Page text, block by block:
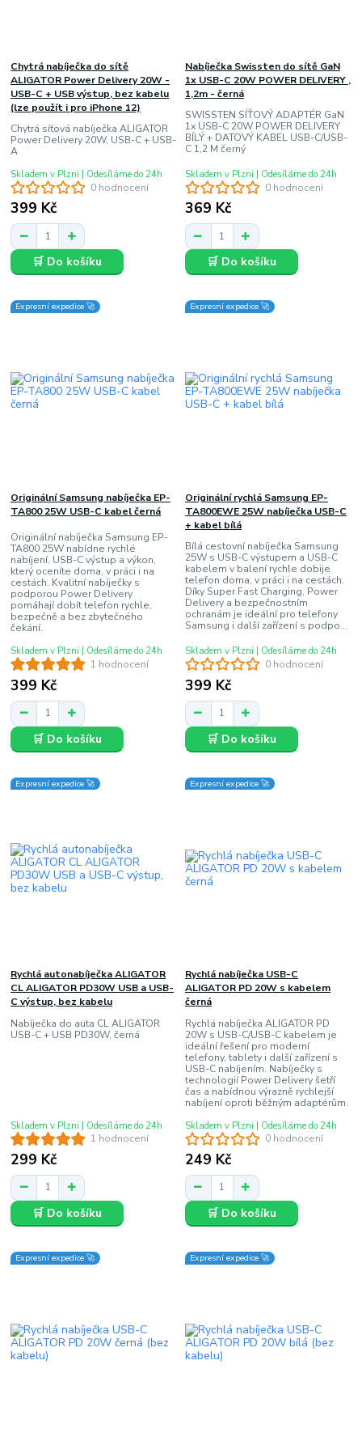
0 hodnocení
Chytrá nabíječka do sítě
ALIGATOR Power Delivery 20W -
USB-C + USB výstup, bez kabelu
(lze použít i pro iPhone 12)
Chytrá síťová nabíječka ALIGATOR
Power Delivery 20W, USB-C + USB-
A
399 Kč
Skladem v Plzni | Odesíláme do 24h
🛒 Do košíku
0 hodnocení
Nabíječka Swissten do sítě GaN
1x USB-C 20W POWER DELIVERY ,
1,2m - černá
SWISSTEN SÍŤOVÝ ADAPTÉR GaN
1x USB-C 20W POWER DELIVERY
BÍLÝ + DATOVÝ KABEL USB-C/USB-
C 1,2 M černý
369 Kč
Skladem v Plzni | Odesíláme do 24h
🛒 Do košíku
Expresní expedice 🚀
1 hodnocení
Originální Samsung nabíječka EP-
TA800 25W USB-C kabel černá
Originální nabíječka Samsung EP-
TA800 25W nabídne rychlé
nabíjení, USB-C výstup a výkon,
který oceníte doma, v práci i na
cestách. Kvalitní nabíječky s
podporou Power Delivery
pomáhají dobít telefon rychle,
bezpečně a bez zbytečného
čekání.
399 Kč
Skladem v Plzni | Odesíláme do 24h
🛒 Do košíku
Expresní expedice 🚀
0 hodnocení
Originální rychlá Samsung EP-
TA800EWE 25W nabíječka USB-C
+ kabel bílá
Bílá cestovní nabíječka Samsung
25W s USB-C výstupem a USB-C
kabelem v balení rychle dobije
telefon doma, v práci i na cestách.
Díky Super Fast Charging, Power
Delivery a bezpečnostním
ochranám je ideální pro telefony
Samsung i další zařízení s podpo...
399 Kč
Skladem v Plzni | Odesíláme do 24h
🛒 Do košíku
Expresní expedice 🚀
1 hodnocení
Rychlá autonabíječka ALIGATOR
CL ALIGATOR PD30W USB a USB-
C výstup, bez kabelu
Nabíječka do auta CL ALIGATOR
USB-C + USB PD30W, černá
299 Kč
Skladem v Plzni | Odesíláme do 24h
🛒 Do košíku
Expresní expedice 🚀
0 hodnocení
Rychlá nabíječka USB-C
ALIGATOR PD 20W s kabelem
černá
Rychlá nabíječka ALIGATOR PD
20W s USB-C/USB-C kabelem je
ideální řešení pro moderní
telefony, tablety i další zařízení s
USB-C nabíjením. Nabíječky s
technologií Power Delivery šetří
čas a nabídnou výrazně rychlejší
nabíjení oproti běžným adaptérům.
249 Kč
Skladem v Plzni | Odesíláme do 24h
🛒 Do košíku
Expresní expedice 🚀 Expresní expedice 🚀